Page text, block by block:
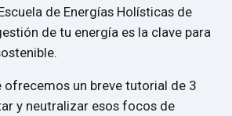
de Energías Holísticas de
de tu energía es la clave para
ofrecemos un breve tutorial de 3
y neutralizar esos focos de